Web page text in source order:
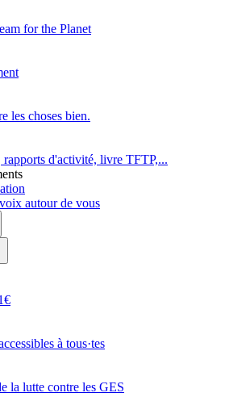
for the Planet
les choses bien.
rapports d'activité, livre TFTP,...
autour de vous
à tous·tes
la lutte contre les GES